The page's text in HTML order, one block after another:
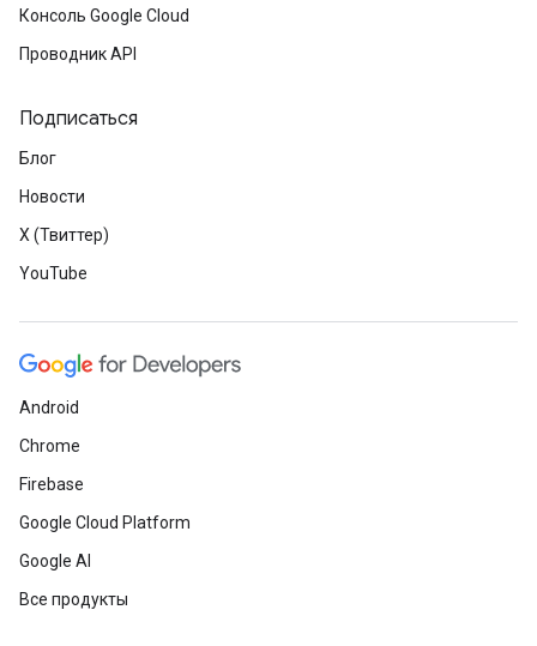
Консоль Google Cloud
Проводник API
Подписаться
Блог
Новости
X (Твиттер)
YouTube
Android
Chrome
Firebase
Google Cloud Platform
Google AI
Все продукты